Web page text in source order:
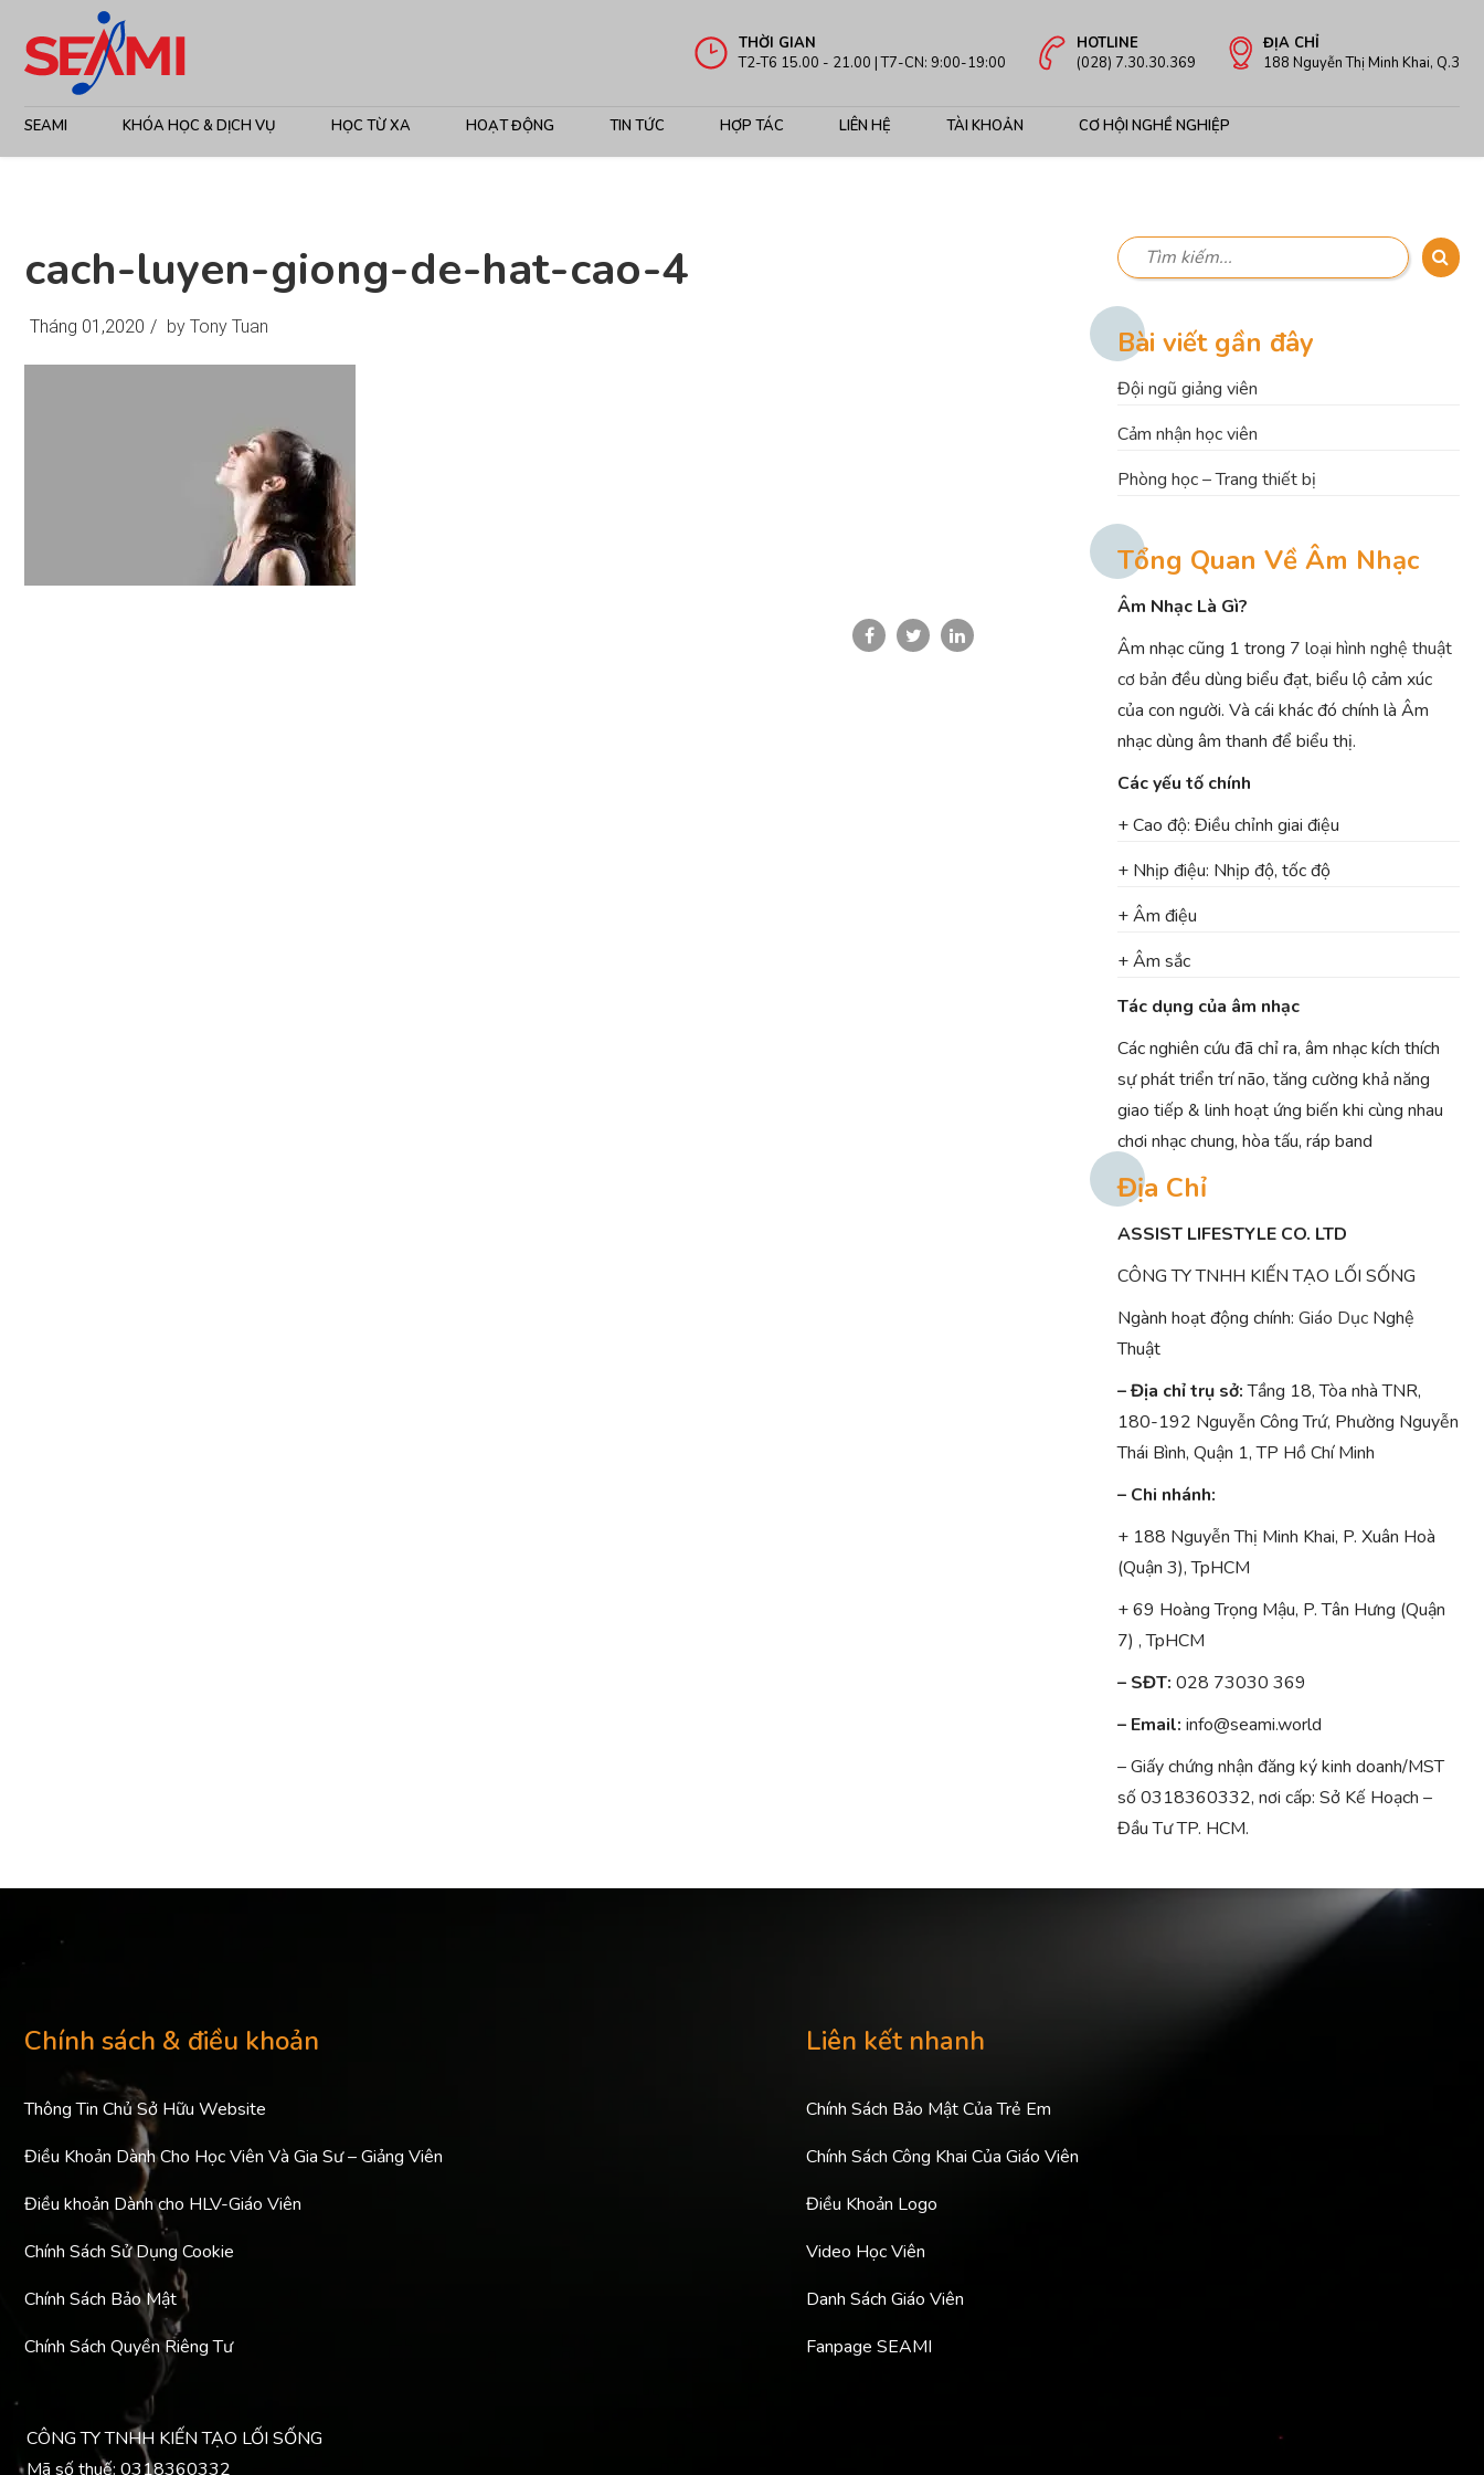
THỜI GIAN
T2-T6 15.00 - 21.00 | T7-CN: 9:00-19:00
HOTLINE
(028) 7.30.30.369
ĐỊA CHỈ
188 Nguyễn Thị Minh Khai, Q.3
SEAMI KHÓA HỌC & DỊCH VỤ HỌC TỪ XA HOẠT ĐỘNG TIN TỨC HỢP TÁC LIÊN HỆ TÀI KHOẢN CƠ HỘI NGHỀ NGHIỆP
cach-luyen-giong-de-hat-cao-4
Tháng 01,2020 / by Tony Tuan Bài viết gần đây
Đội ngũ giảng viên
Cảm nhận học viên
Phòng học – Trang thiết bị
Tổng Quan Về Âm Nhạc
Âm Nhạc Là Gì?
Âm nhạc cũng 1 trong 7 loại hình nghệ thuật
cơ bản đều dùng biểu đạt, biểu lộ cảm xúc
của con người. Và cái khác đó chính là Âm
nhạc dùng âm thanh để biểu thị.
Các yếu tố chính
+ Cao độ: Điều chỉnh giai điệu
+ Nhịp điệu: Nhịp độ, tốc độ
+ Âm điệu
+ Âm sắc
Tác dụng của âm nhạc
Các nghiên cứu đã chỉ ra, âm nhạc kích thích
sự phát triển trí não, tăng cường khả năng
giao tiếp & linh hoạt ứng biến khi cùng nhau
chơi nhạc chung, hòa tấu, ráp band
Địa Chỉ
ASSIST LIFESTYLE CO. LTD
CÔNG TY TNHH KIẾN TẠO LỐI SỐNG
Ngành hoạt động chính: Giáo Dục Nghệ
Thuật
– Địa chỉ trụ sở:Tầng 18, Tòa nhà TNR,
180-192 Nguyễn Công Trứ, Phường Nguyễn
Thái Bình, Quận 1, TP Hồ Chí Minh
– Chi nhánh:
+ 188 Nguyễn Thị Minh Khai, P. Xuân Hoà
(Quận 3), TpHCM
+ 69 Hoàng Trọng Mậu, P. Tân Hưng (Quận
7) , TpHCM
– SĐT: 028 73030 369
– Email: info@seami.world
– Giấy chứng nhận đăng ký kinh doanh/MST
số 0318360332, nơi cấp: Sở Kế Hoạch –
Đầu Tư TP. HCM.
Chính sách & điều khoản
Thông Tin Chủ Sở Hữu Website
Điều Khoản Dành Cho Học Viên Và Gia Sư – Giảng Viên
Điều khoản Dành cho HLV-Giáo Viên
Chính Sách Sử Dụng Cookie
Chính Sách Bảo Mật
Chính Sách Quyền Riêng Tư
Liên kết nhanh
Chính Sách Bảo Mật Của Trẻ Em
Chính Sách Công Khai Của Giáo Viên
Điều Khoản Logo
Video Học Viên
Danh Sách Giáo Viên
Fanpage SEAMI
CÔNG TY TNHH KIẾN TẠO LỐI SỐNG
Mã số thuế: 0318360332